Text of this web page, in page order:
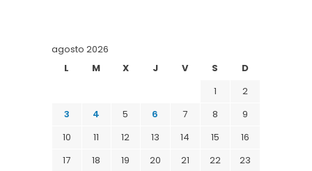
agosto 2026
L
M X J V S
D
1
2
3
4 5 6 7 8
9
10
11 12 13 14 15
16
17
18 19 20 21 22
23